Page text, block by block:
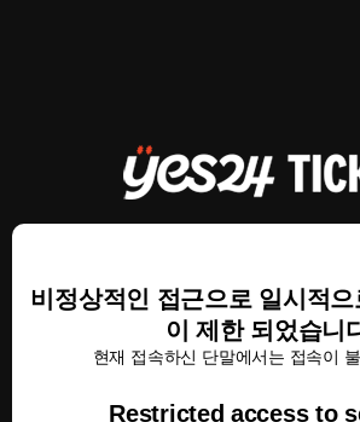
비정상적인 접근으로 일시적
이 제한 되었습니
현재 접속하신 단말에서는 접속이
Restricted access to